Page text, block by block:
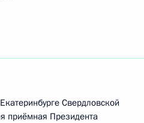
Свердловской
приёмная Президента